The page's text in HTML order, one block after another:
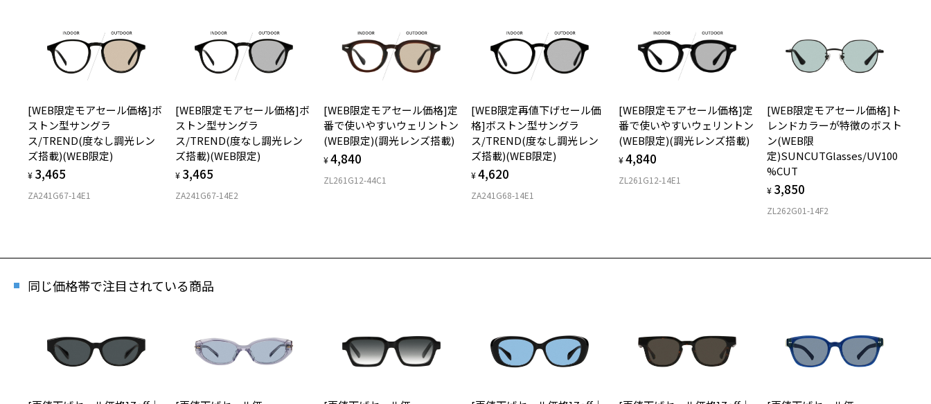
紫外線透過率：0.1%以下
UV100%CUT ※ISO12312-1基準
ゾフ・カスタマーサポート
TEL：0120-013-883
＜度付きサングラスに関する注意事項＞
※サングラスの度付きは追加料金がかかります。
※度付きにした場合、元々のレンズ機能、レンズカラーは付きません。
※度付きサングラスをお求めの際は、レンズ選択画面で度数入力後、レ
ンズの種類、機能、カラーを再度お選びください。
2024年3月1日から、店頭に商品をお持ち込みいただいて、レンズ交換
ご提示いだければ、初回に限り加工賃はかかりませんので、必ずスタッ
フにご提示ください。
商品発送から6か月を過ぎた場合、又はお客様からの【商品発送メー
お持ちのZoffメガネサイズを確認するには？
仕上がり寸法
D 仕上がりの横幅：約146mm
E 仕上がりの縦幅：約41mm
安心2 視力測定無料
視力の変化を早めに発見するために、定期的な視力測定をおす
安心3 かかり具合調整無料
フレームの歪みやかかり具合の調整・クリーニングは、全国の
Zoff店舗にていつでも対応いたします。
もっと見る
＜メガネの度数情報がわからない方へ＞
オンラインストアでフレームのみ購入して、
ご購入時に「レンズ交換券」をお選びいただくと、実店舗で度数を測定
のうえ、
度付きレンズ（標準セットレンズ）へ無料交換いただけます。
詳しくはこちら
実店舗で度数を測定いただけます
その際は記入用紙をダウンロードしてお使いください。
ダウンロード
[WEB限定モアセール価格]ボ
ストン型サングラ
ス/TREND(度なし調光レン
ズ搭載)(WEB限定)
¥ 3,465
ZA241G67-14E1
[WEB限定モアセール価格]ボ
ストン型サングラ
ス/TREND(度なし調光レン
ズ搭載)(WEB限定)
¥ 3,465
ZA241G67-14E2
[WEB限定モアセール価格]定
番で使いやすいウェリントン
(WEB限定)(調光レンズ搭載)
¥4,840
ZL261G12-44C1
[WEB限定再値下げセール価
格]ボストン型サングラ
ス/TREND(度なし調光レン
ズ搭載)(WEB限定)
¥4,620
ZA241G68-14E1
[WEB限定モアセール価格]定
番で使いやすいウェリントン
(WEB限定)(調光レンズ搭載)
¥4,840
ZL261G12-14E1
[WEB限定モアセール価格]ト
レンドカラーが特徴のボスト
ン(WEB限
定)SUNCUTGlasses/UV100
%CUT
¥ 3,850
ZL262G01-14F2
同じ価格帯で注目されている商品